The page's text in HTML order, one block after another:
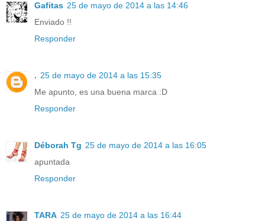
Gafitas 25 de mayo de 2014 a las 14:46
Enviado !!
Responder
. 25 de mayo de 2014 a las 15:35
Me apunto, es una buena marca :D
Responder
Déborah Tg 25 de mayo de 2014 a las 16:05
apuntada
Responder
TARA 25 de mayo de 2014 a las 16:44